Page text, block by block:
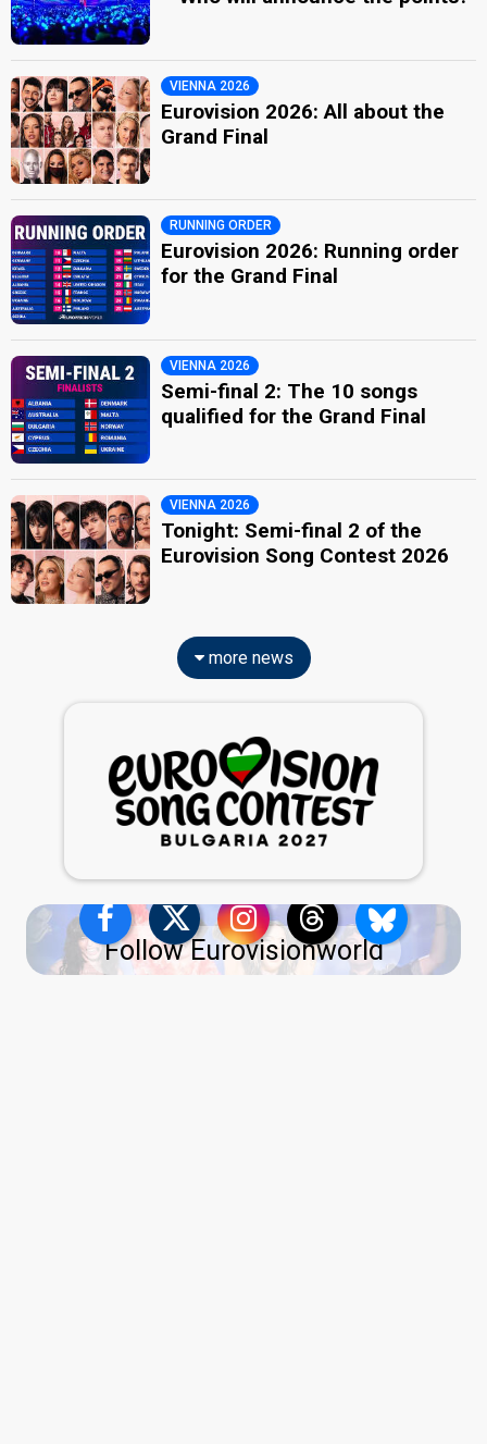
VIENNA 2026
Eurovision 2026: All about the
Grand Final
RUNNING ORDER
Eurovision 2026: Running order
for the Grand Final
VIENNA 2026
Semi-final 2: The 10 songs
qualified for the Grand Final
VIENNA 2026
Tonight: Semi-final 2 of the
Eurovision Song Contest 2026
more news
Follow Eurovisionworld